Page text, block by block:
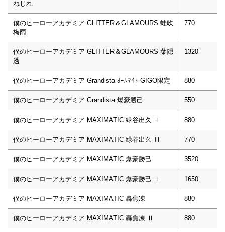
ねじれ
僕のヒーローアカデミア GLITTER＆GLAMOURS 蛙吹
梅雨
770
僕のヒーローアカデミア GLITTER＆GLAMOURS 葉隠
透
1320
僕のヒーローアカデミア Grandista ｵｰﾙﾏｲﾄ GIGO限定 880
僕のヒーローアカデミア Grandista 爆豪勝己 550
僕のヒーローアカデミア MAXIMATIC 緑谷出久 Ⅱ 880
僕のヒーローアカデミア MAXIMATIC 緑谷出久 Ⅲ 770
僕のヒーローアカデミア MAXIMATIC 爆豪勝己 3520
僕のヒーローアカデミア MAXIMATIC 爆豪勝己 Ⅱ 1650
僕のヒーローアカデミア MAXIMATIC 轟焦凍 880
僕のヒーローアカデミア MAXIMATIC 轟焦凍 Ⅱ 880